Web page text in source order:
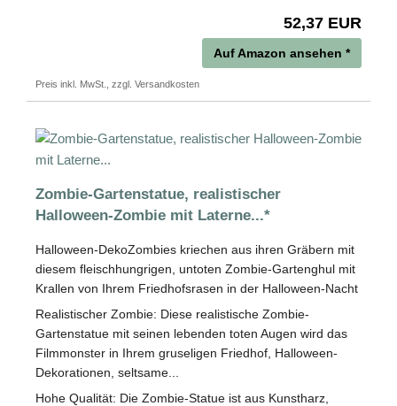
52,37 EUR
Auf Amazon ansehen *
Preis inkl. MwSt., zzgl. Versandkosten
Zombie-Gartenstatue, realistischer
Halloween-Zombie mit Laterne...*
Halloween-DekoZombies kriechen aus ihren Gräbern mit
diesem fleischhungrigen, untoten Zombie-Gartenghul mit
Krallen von Ihrem Friedhofsrasen in der Halloween-Nacht
Realistischer Zombie: Diese realistische Zombie-
Gartenstatue mit seinen lebenden toten Augen wird das
Filmmonster in Ihrem gruseligen Friedhof, Halloween-
Dekorationen, seltsame...
Hohe Qualität: Die Zombie-Statue ist aus Kunstharz,